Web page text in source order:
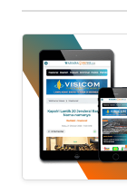
UTAMA
SERBA-
SERBI
PERISTIWA
TOKOH